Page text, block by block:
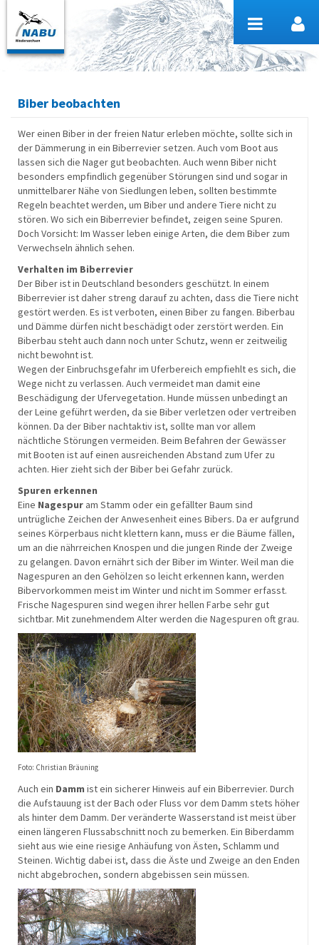
Biber beobachten
Wer einen Biber in der freien Natur erleben möchte, sollte sich in
der Dämmerung in ein Biberrevier setzen. Auch vom Boot aus
lassen sich die Nager gut beobachten. Auch wenn Biber nicht
besonders empfindlich gegenüber Störungen sind und sogar in
unmittelbarer Nähe von Siedlungen leben, sollten bestimmte
Regeln beachtet werden, um Biber und andere Tiere nicht zu
stören. Wo sich ein Biberrevier befindet, zeigen seine Spuren.
Doch Vorsicht: Im Wasser leben einige Arten, die dem Biber zum
Verwechseln ähnlich sehen.
Verhalten im Biberrevier
Der Biber ist in Deutschland besonders geschützt. In einem
Biberrevier ist daher streng darauf zu achten, dass die Tiere nicht
gestört werden. Es ist verboten, einen Biber zu fangen. Biberbau
und Dämme dürfen nicht beschädigt oder zerstört werden. Ein
Biberbau steht auch dann noch unter Schutz, wenn er zeitweilig
nicht bewohnt ist.
Wegen der Einbruchsgefahr im Uferbereich empfiehlt es sich, die
Wege nicht zu verlassen. Auch vermeidet man damit eine
Beschädigung der Ufervegetation. Hunde müssen unbedingt an
der Leine geführt werden, da sie Biber verletzen oder vertreiben
können. Da der Biber nachtaktiv ist, sollte man vor allem
nächtliche Störungen vermeiden. Beim Befahren der Gewässer
mit Booten ist auf einen ausreichenden Abstand zum Ufer zu
achten. Hier zieht sich der Biber bei Gefahr zurück.
Spuren erkennen
Eine Nagespur am Stamm oder ein gefällter Baum sind
untrügliche Zeichen der Anwesenheit eines Bibers. Da er aufgrund
seines Körperbaus nicht klettern kann, muss er die Bäume fällen,
um an die nährreichen Knospen und die jungen Rinde der Zweige
zu gelangen. Davon ernährt sich der Biber im Winter. Weil man die
Nagespuren an den Gehölzen so leicht erkennen kann, werden
Bibervorkommen meist im Winter und nicht im Sommer erfasst.
Frische Nagespuren sind wegen ihrer hellen Farbe sehr gut
sichtbar. Mit zunehmendem Alter werden die Nagespuren oft grau.
Foto: Christian Bräuning
Auch ein Damm ist ein sicherer Hinweis auf ein Biberrevier. Durch
die Aufstauung ist der Bach oder Fluss vor dem Damm stets höher
als hinter dem Damm. Der veränderte Wasserstand ist meist über
einen längeren Flussabschnitt noch zu bemerken. Ein Biberdamm
sieht aus wie eine riesige Anhäufung von Ästen, Schlamm und
Steinen. Wichtig dabei ist, dass die Äste und Zweige an den Enden
nicht abgebrochen, sondern abgebissen sein müssen.